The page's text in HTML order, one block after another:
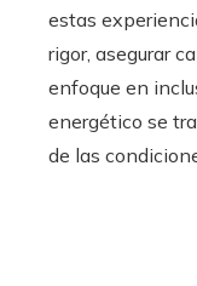
estas
rigor, asegurar
enfoque en
energético se
de las